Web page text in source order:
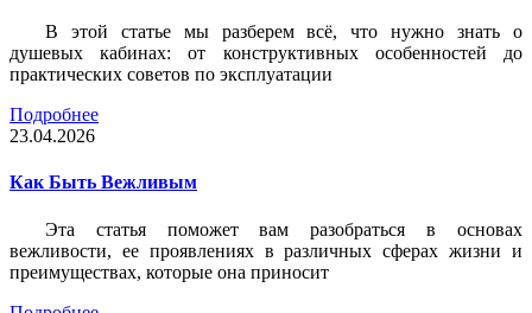
В этой статье мы разберем всё, что нужно знать о
душевых кабинах: от конструктивных особенностей до
практических советов по эксплуатации
Подробнее
23.04.2026
Как Быть Вежливым
Эта статья поможет вам разобраться в основах
вежливости, ее проявлениях в различных сферах жизни и
преимуществах, которые она приносит